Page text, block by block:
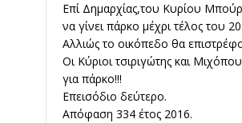
Επί Δημαρχίας,του Κυρίου
να γίνει πάρκο μέχρι τέλος του
Αλλιώς το οικόπεδο θα
Οι Κύριοι τσιριγώτης και
για πάρκο!!!
Επεισόδιο δεύτερο.
Απόφαση 334 έτος 2016.